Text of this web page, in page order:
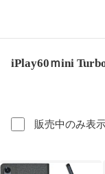
iPlay60ｍini
販売中のみ表